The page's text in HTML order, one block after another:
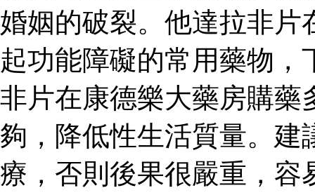
婚姻的破裂。他達拉非片
起功能障礙的常用藥物
非片在康德樂大藥房購藥
夠，降低性生活質量。建
療，否則後果很嚴重，容